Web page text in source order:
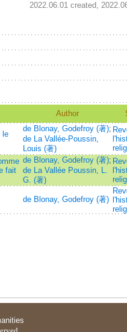
2022.06.01 created,
Author
le
de Blonay, Godefroy (著);
de La Vallée-Poussin,
Louis (著)
fait
de Blonay, Godefroy (著);
de La Vallée Poussin, L.
G. (著)
de Blonay, Godefroy (著)